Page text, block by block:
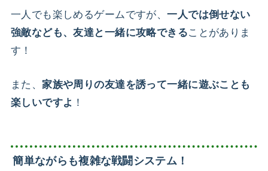
一人でも楽しめるゲームですが、一人では倒せない
強敵なども、友達と一緒に攻略できることがありま
す！
また、家族や周りの友達を誘って一緒に遊ぶことも
楽しいですよ ！
簡単ながらも複雑な戦闘システム！